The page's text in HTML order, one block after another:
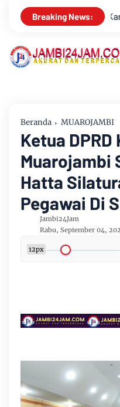
Breaking News:
Surut Akibat Kemarau,
Beranda MUAROJAMBI
Ketua
Muarojambi
Hatta
Pegawai Di
Jambi24Jam
Rabu, September 04,
12px